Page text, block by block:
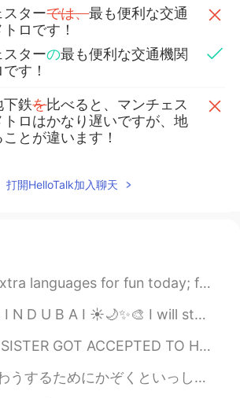
スターでは、最も便利な交通
ロです！
スターの最も便利な交通機関
す！
下鉄を比べると、マンチェス
トロはかなり遅いですが、地
ことが違います！
トロはかなり遅いですが、地
ことが違います！
違いなく目立ちます！
違いなく目立ちます！
打開HelloTalk加入聊天
fun today; feel free to correct my pronunciation lol 😄😁 Tonight, I...
I will start capturing sunset pictures more regularly. So m...
HARVARD LAW SCHOOL!!! So proud of her!!! ヤバい！私の姉さんがハーバード大学の法学部に合...
ょにゆうしょくを食べに行きました。- I went out to have dinner together with my family in order ...